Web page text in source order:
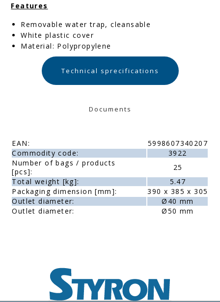
Features
Removable water trap, cleansable
White plastic cover
Material: Polypropylene
Technical sprecifications
Documents
EAN:
5998607340207
Commodity code:
3922
Number of bags / products
[pcs]:
25
Total weight [kg]:
5.47
Packaging dimension [mm]:
390 x 385 x 305
Outlet diameter:
Ø40 mm
Outlet diameter:
Ø50 mm